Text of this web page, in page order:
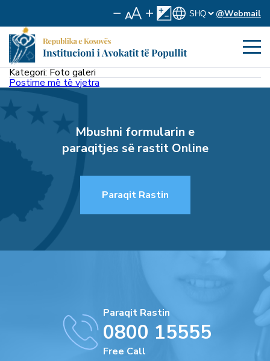
@Webmail
Kategori: Foto galeri
Lëvizje
te
Postime më të vjetra
Mbushni formularin e
paraqitjes së rastit Online
Paraqit Rastin
Paraqit Rastin
0800 15555
Free Call